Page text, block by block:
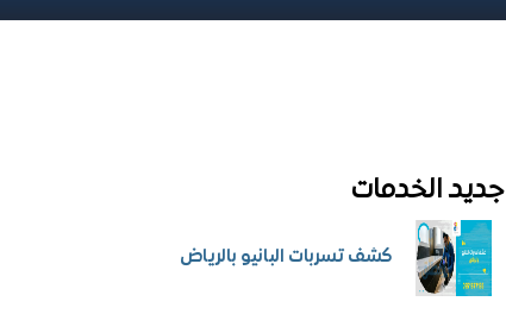
جديد الخدمات
كشف تسربات البانيو بالرياض